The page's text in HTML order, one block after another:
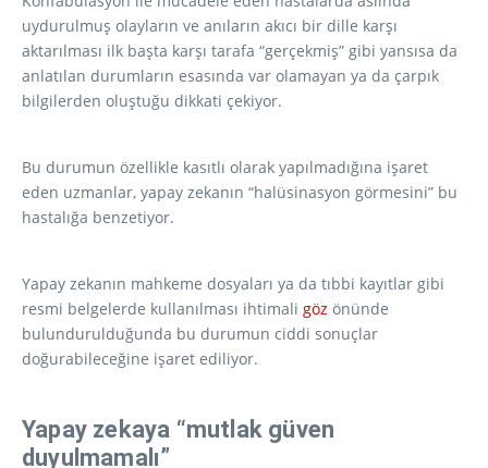
uydurulmuş olayların ve anıların akıcı bir dille karşı
aktarılması ilk başta karşı tarafa “gerçekmiş” gibi yansısa da
anlatılan durumların esasında var olamayan ya da çarpık
bilgilerden oluştuğu dikkati çekiyor.
Bu durumun özellikle kasıtlı olarak yapılmadığına işaret
eden uzmanlar, yapay zekanın “halüsinasyon görmesini” bu
hastalığa benzetiyor.
Yapay zekanın mahkeme dosyaları ya da tıbbi kayıtlar gibi
resmi belgelerde kullanılması ihtimali göz önünde
bulundurulduğunda bu durumun ciddi sonuçlar
doğurabileceğine işaret ediliyor.
Yapay zekaya “mutlak güven
duyulmamalı”